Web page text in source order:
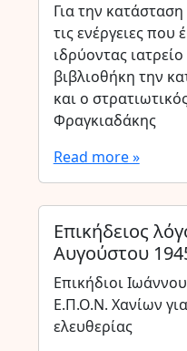
Για την
τις ενέργειες που
ιδρύοντας
βιβλιοθήκη την
και ο
Φραγκιαδάκης
Read more »
Επικήδειος
Αυγούστου
Επικήδιοι
Ε.Π.Ο.Ν. Χανίων
ελευθερίας